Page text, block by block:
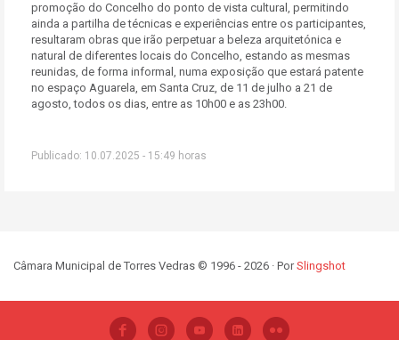
promoção do Concelho do ponto de vista cultural, permitindo
ainda a partilha de técnicas e experiências entre os participantes,
resultaram obras que irão perpetuar a beleza arquitetónica e
natural de diferentes locais do Concelho, estando as mesmas
reunidas, de forma informal, numa exposição que estará patente
no espaço Aguarela, em Santa Cruz, de 11 de julho a 21 de
agosto, todos os dias, entre as 10h00 e as 23h00.
Publicado: 10.07.2025 - 15:49 horas
Câmara Municipal de Torres Vedras © 1996 - 2026 · PorSlingshot